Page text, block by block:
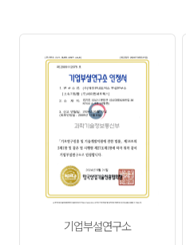
기업부설연구소
유발하는 공격을 받은 전례가
것으로 판단되는 경우
5.국내법 혹은 국제법상의 불
경우 (예: 불법 성인물, 불법
6.회사의 다른 서비스 이용 요
7.과거 서비스 이용 비용의 연
이력이 있는 경우
③회사는 다음 각호의 경우에
있습니다.
1.회사 사정으로 이용 승낙이
2.이용신청 고객이 관계법령
경우
제9조 (서비스 이용계약의 성